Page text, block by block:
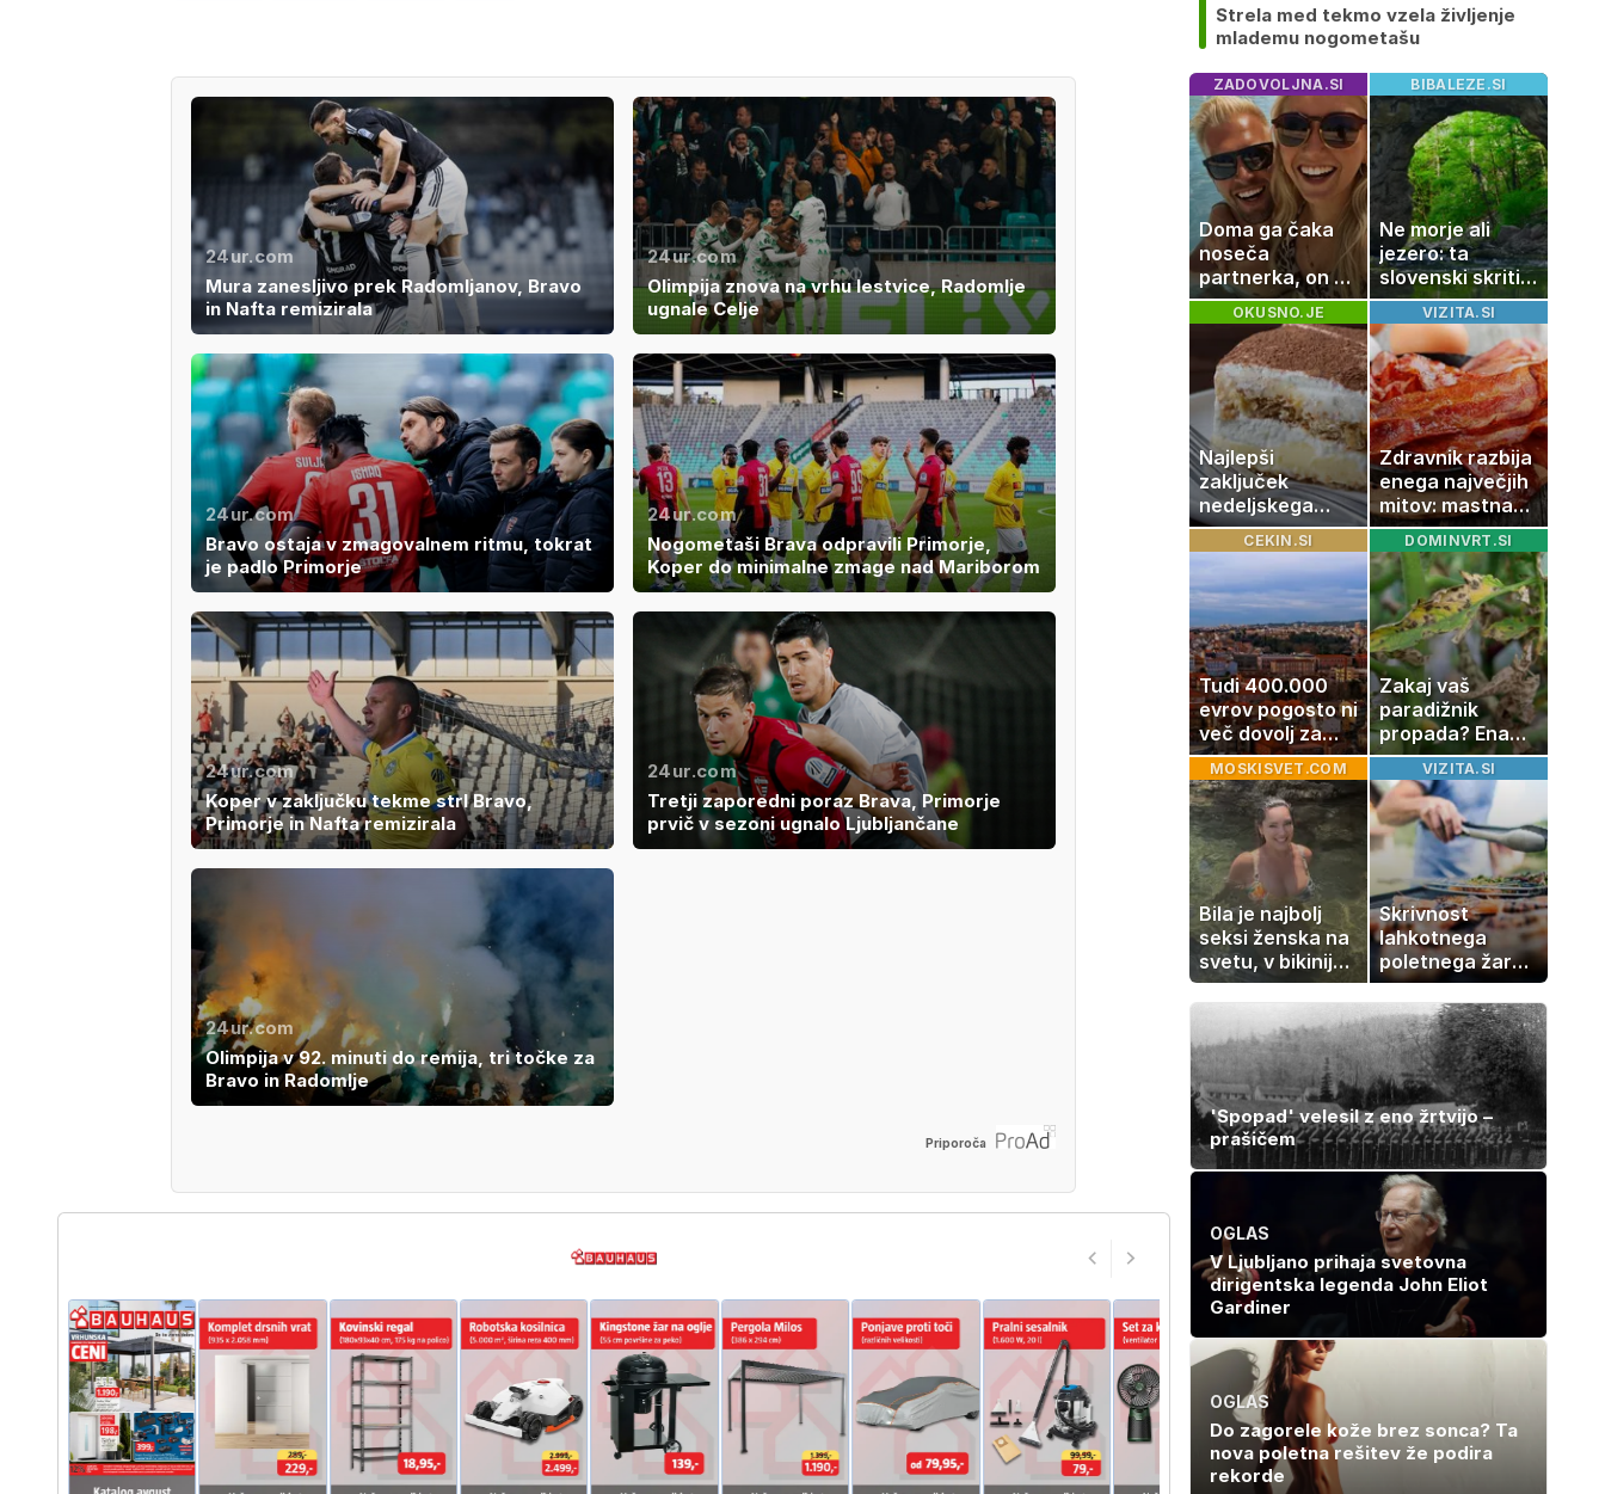
24ur.com
Mura zanesljivo prek Radomljanov, Bravo
in Nafta remizirala
24ur.com
Olimpija znova na vrhu lestvice, Radomlje
ugnale Celje
24ur.com
Bravo ostaja v zmagovalnem ritmu, tokrat
je padlo Primorje
24ur.com
Nogometaši Brava odpravili Primorje,
Koper do minimalne zmage nad Mariborom
24ur.com
Koper v zaključku tekme strl Bravo,
Primorje in Nafta remizirala
24ur.com
Tretji zaporedni poraz Brava, Primorje
prvič v sezoni ugnalo Ljubljančane
24ur.com
Olimpija v 92. minuti do remija, tri točke za
Bravo in Radomlje
Priporoča
Strela med tekmo vzela življenje
mlademu nogometašu
ZADOVOLJNA.SI
Doma ga čaka
noseča
partnerka, on pa
dopustuje z
drugo
BIBALEZE.SI
Ne morje ali
jezero: ta
slovenski skriti
raj je kot
ustvarjen za
družinski izlet
OKUSNO.JE
Najlepši
zaključek
nedeljskega
kosila: 8 sladic
brez peke, ki se
jih vsi veselijo
VIZITA.SI
Zdravnik razbija
enega največjih
mitov: mastna
jetra ne
nastanejo
zaradi slanine,
temveč zaradi
živila, ki ga
imamo vsi radi
CEKIN.SI
Tudi 400.000
evrov pogosto ni
več dovolj za
nakup
stanovanja
DOMINVRT.SI
Zakaj vaš
paradižnik
propada? Ena
napaka lahko
uniči rastline –
tako jih rešite
MOSKISVET.COM
Bila je najbolj
seksi ženska na
svetu, v bikiniju
znova navdušila
VIZITA.SI
Skrivnost
lahkotnega
poletnega žara,
po katerem ne
boste
potrebovali
popoldanskega
spanca
'Spopad' velesil z eno žrtvijo –
prašičem
OGLAS
V Ljubljano prihaja svetovna
dirigentska legenda John Eliot
Gardiner
OGLAS
Do zagorele kože brez sonca? Ta
nova poletna rešitev že podira
rekorde